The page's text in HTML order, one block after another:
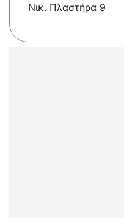
Νικ. Πλαστήρα 9